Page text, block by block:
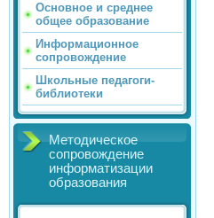
Основное и среднее
общее образование
Информационное
сопровождение
Школьные педагоги-
библиотеки
Методическое
сопровождение
информатизации
образования